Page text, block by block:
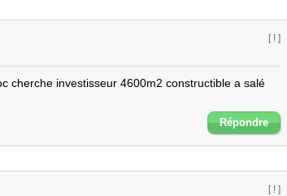
[ ! ]
cherche investisseur 4600m2 constructible a salé
Répondre
[ ! ]